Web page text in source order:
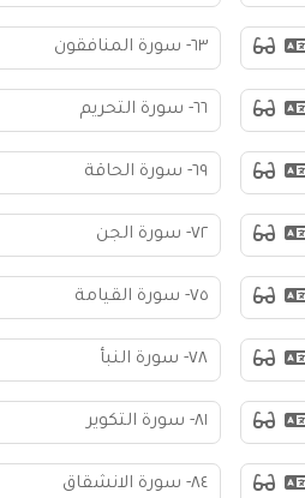
٦٣- سورة المنافقون
٦٦- سورة التحريم
٦٩- سورة الحاقة
٧٢- سورة الجن
٧٥- سورة القيامة
٧٨- سورة النبأ
٨١- سورة التكوير
٨٤- سورة الانشقاق